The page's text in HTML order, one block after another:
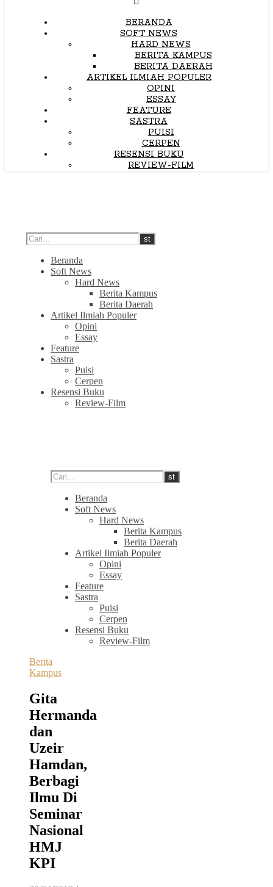
BERANDA
SOFT NEWS
HARD NEWS
BERITA KAMPUS
BERITA DAERAH
ARTIKEL ILMIAH POPULER
OPINI
ESSAY
FEATURE
SASTRA
PUISI
CERPEN
RESENSI BUKU
REVIEW-FILM
Beranda
Soft News
Hard News
Berita Kampus
Berita Daerah
Artikel Ilmiah Populer
Opini
Essay
Feature
Sastra
Puisi
Cerpen
Resensi Buku
Review-Film
Beranda
Soft News
Hard News
Berita Kampus
Berita Daerah
Artikel Ilmiah Populer
Opini
Essay
Feature
Sastra
Puisi
Cerpen
Resensi Buku
Review-Film
Berita
Kampus
Gita
Hermanda
dan
Uzeir
Hamdan,
Berbagi
Ilmu Di
Seminar
Nasional
HMJ
KPI